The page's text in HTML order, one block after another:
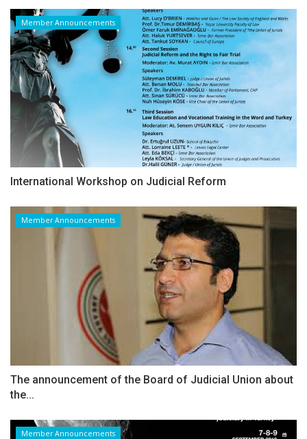
Member Announcements
International Workshop on Judicial Reform
Member Announcements
The announcement of the Board of Judicial Union about
the...
Member Announcements